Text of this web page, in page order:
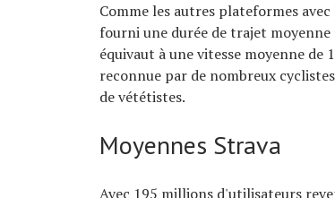
Comme les autres plateformes
fourni une durée de trajet moyenne
équivaut à une vitesse moyenne de
reconnue par de nombreux
de vététistes.
Moyennes Strava
Avec 195 millions d'utilisateurs